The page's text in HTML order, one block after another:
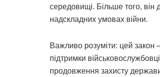
середовищі. Більше того, він
надскладних умовах війни.
Важливо розуміти: цей закон
підтримки
продовження захисту